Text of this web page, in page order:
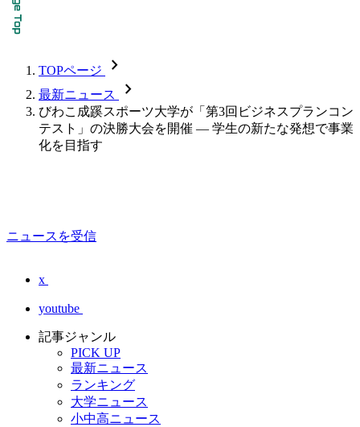
TOPページ chevron_forward
最新ニュース chevron_forward
びわこ成蹊スポーツ大学が「第3回ビジネスプランコン
テスト」の決勝大会を開催 ― 学生の新たな発想で事業
化を目指す
ニュースを受信
x
youtube
記事ジャンル
PICK UP
最新ニュース
ランキング
大学ニュース
小中高ニュース